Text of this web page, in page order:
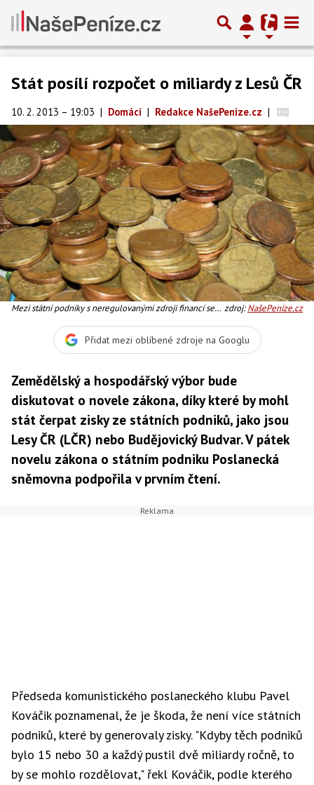
Stát posílí rozpočet o miliardy z Lesů ČR
10. 2. 2013 – 19:03 | Domácí | Redakce NašePeníze.cz |
Mezi státní podniky s neregulovanými zdroji financí se
cenin, Česká pošta, Řízení letového provozu ČR,
Vojenské lesy a statky ČR a národní podnik Budějovický
zdroj:NašePeníze.cz
Přidat mezi oblíbené zdroje na Googlu
Zemědělský a hospodářský výbor bude
diskutovat o novele zákona, díky které by mohl
stát čerpat zisky ze státních podniků, jako jsou
Lesy ČR (LČR) nebo Budějovický Budvar. V pátek
novelu zákona o státním podniku Poslanecká
sněmovna podpořila v prvním čtení.
Předseda komunistického poslaneckého klubu Pavel
Kováčik poznamenal, že je škoda, že není více státních
podniků, které by generovaly zisky. "Kdyby těch podniků
bylo 15 nebo 30 a každý pustil dvě miliardy ročně, to
by se mohlo rozdělovat," řekl Kováčik, podle kterého